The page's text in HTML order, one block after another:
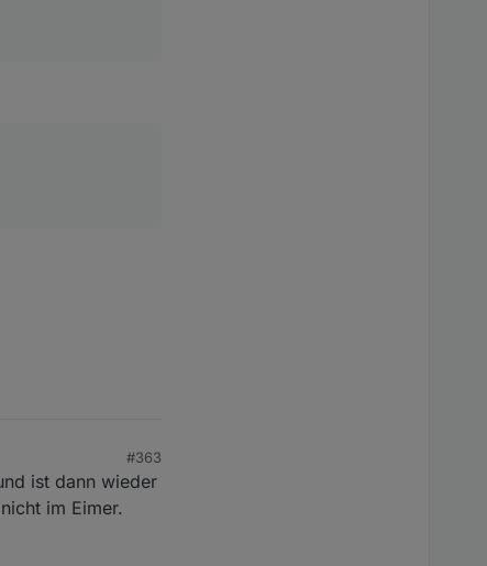
#363
ist dann wieder
im Eimer.